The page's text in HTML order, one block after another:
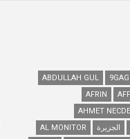
9GAG
ABDULLAH GUL
AFRIN
AHMET
الجزيرة
AL MONITOR